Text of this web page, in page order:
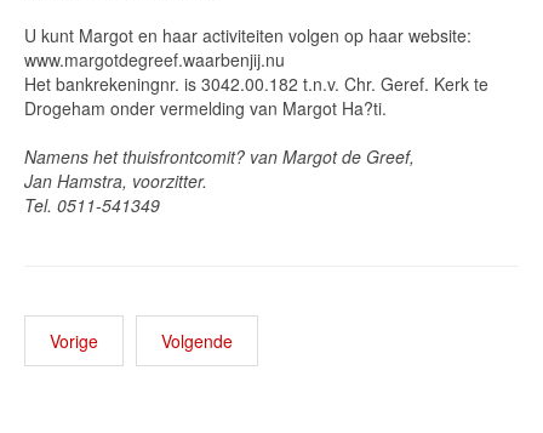
U kunt Margot en haar activiteiten volgen op haar website:
www.margotdegreef.waarbenjij.nu
Het bankrekeningnr. is 3042.00.182 t.n.v. Chr. Geref. Kerk te
Drogeham onder vermelding van Margot Ha?ti.
Namens het thuisfrontcomit? van Margot de Greef,
Jan Hamstra, voorzitter.
Tel. 0511-541349
Vorige Volgende